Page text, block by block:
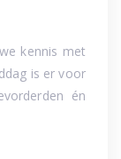
kennis met
is er voor
én